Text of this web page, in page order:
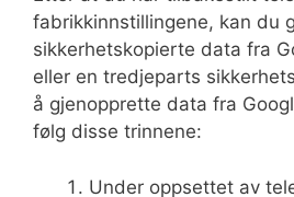
fabrikkinnstillingene, kan du
sikkerhetskopierte data fra
eller en tredjeparts
å gjenopprette data fra
følg disse trinnene:
Under oppsettet av